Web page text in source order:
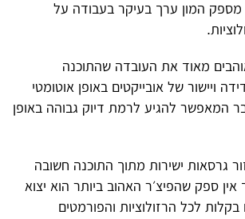
מספק המון ערך בעיקר בעבודה על
מאוד את העובדה שהתוכנה
ויישור של אובייקטים באופן אוטומטי
המאפשר להגיע לרמת דיוק גבוהה באופן
גרסאות ישירות מתוך התוכנה חשובה
ספק שהפיצ׳ר האהוב ביותר הוא יצוא
לכל הרזולוציות והפורמטים